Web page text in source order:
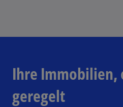
Ihre Immobilien,
geregelt